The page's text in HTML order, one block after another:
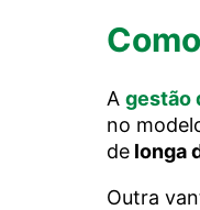
A gestão
no
de longa
Outra